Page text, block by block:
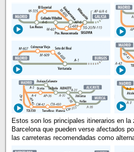
Estos son los principales itinerarios en la
Barcelona que pueden verse afectados
las carreteras recomendadas como